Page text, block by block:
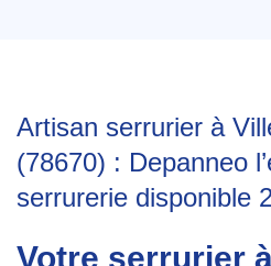
Artisan serrurier à
(78670) : Depanneo
serrurerie disponible
Votre serrurier